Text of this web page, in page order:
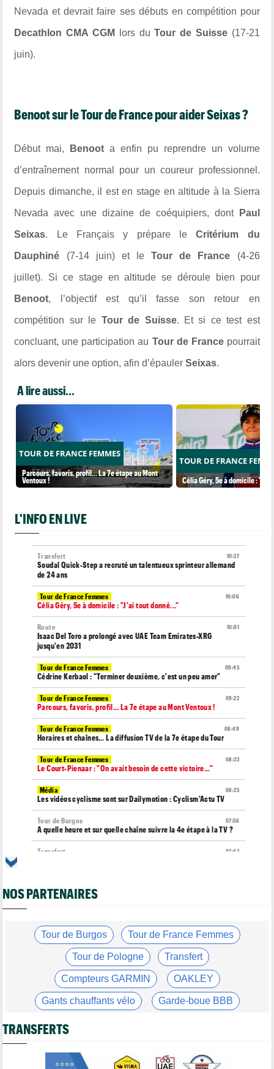
Nevada et devrait faire ses débuts en compétition pour
Decathlon CMA CGM lors duTour de Suisse (17-21
juin).
Benoot sur le Tour de France pour aider Seixas ?
Début mai, Benoota enfin pu reprendre un volume
d’entraînement normal pour un coureur professionnel.
Depuis dimanche, il est en stage en altitude à la Sierra
Nevada avec une dizaine de coéquipiers, dont Paul
Seixas. Le Français y prépare leCritérium du
Dauphiné (7-14 juin) et le Tour de France (4-26
juillet). Si ce stage en altitude se déroule bien pour
Benoot, l’objectif est qu’il fasse son retour en
compétition sur le Tour de Suisse. Et si ce test est
concluant, une participation au Tour de Francepourrait
alors devenir une option, afin d’épaulerSeixas.
A lire aussi...
TOUR DE FRANCE FEMMES
Parcours, favoris, profil… La 7e étape au Mont
Ventoux !
TOUR DE FRANCE
Célia Géry, 5e à domicile :
L'INFO EN LIVE
10:27
Transfert
Soudal Quick-Step a recruté un talentueux sprinteur allemand
de 24 ans
10:06
Tour de France Femmes
Célia Géry, 5e à domicile : "J'ai tout donné..."
10:01
Route
Isaac Del Toro a prolongé avec UAE Team Emirates-XRG
jusqu'en 2031
09:45
Tour de France Femmes
Cédrine Kerbaol : "Terminer deuxième, c'est un peu amer"
09:22
Tour de France Femmes
Parcours, favoris, profil… La 7e étape au Mont Ventoux !
08:49
Tour de France Femmes
Horaires et chaînes… La diffusion TV de la 7e étape du Tour
08:33
Tour de France Femmes
Le Court-Pienaar : "On avait besoin de cette victoire..."
08:25
Média
Les vidéos cyclisme sont sur Dailymotion : Cyclism'Actu TV
07:56
Tour de Burgos
A quelle heure et sur quelle chaîne suivre la 4e étape à la TV ?
07:43
Transfert
L'une des plus anciennes équipes du peloton va disparaître en
2027
Diffusion TV... quelle heure et quelle chaîne la 5e étape ?
Tour de Burgos
Felix Gall : "L'objectif ? Conserver ce maillot de leader"
Média
Nos vidéos de cyclisme sont sur Youtube : Cyclism'Actu TV
Joe Blackmore devrait rejoindre une grosse formation
WorldTour
Tour de France Femmes
David Lappartient : "Le cyclisme féminin progresse, mais…"
NOS PARTENAIRES
Tour de Burgos Tour de France Femmes
Tour de Pologne Transfert
Compteurs GARMIN OAKLEY
Gants chauffants vélo Garde-boue BBB
Casque ABUS
TRANSFERTS